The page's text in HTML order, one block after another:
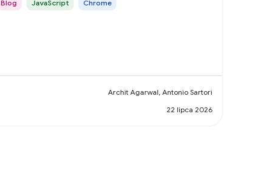
Blog JavaScript Chrome
Archit Agarwal, Antonio Sartori
22 lipca 2026